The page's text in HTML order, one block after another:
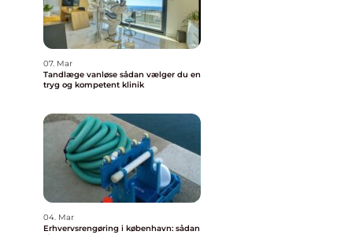
07. Mar
Tandlæge vanløse sådan vælger du en
tryg og kompetent klinik
04. Mar
Erhvervsrengøring i københavn: sådan